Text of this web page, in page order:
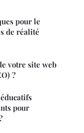
pour le
de réalité
votre site web
?
pour